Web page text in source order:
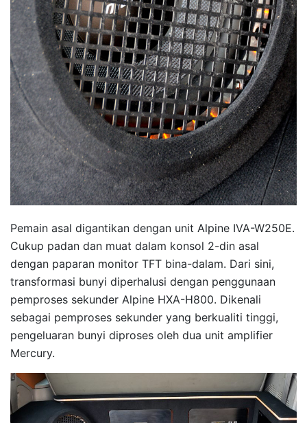
Pemain asal digantikan dengan unit Alpine IVA-W250E.
Cukup padan dan muat dalam konsol 2-din asal
dengan paparan monitor TFT bina-dalam. Dari sini,
transformasi bunyi diperhalusi dengan penggunaan
pemproses sekunder Alpine HXA-H800. Dikenali
sebagai pemproses sekunder yang berkualiti tinggi,
pengeluaran bunyi diproses oleh dua unit amplifier
Mercury.